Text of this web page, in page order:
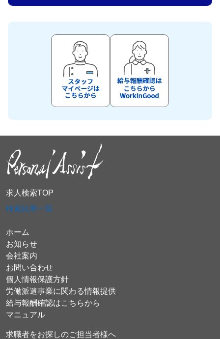
求人検索TOP
検索結果一覧
ホーム
お知らせ
会社案内
お問い合わせ
個人情報保護方針
労働派遣事業に関わる情報提供
給与報酬確認はこちらから
マニュアル
求職者をお探しのご担当者様へ